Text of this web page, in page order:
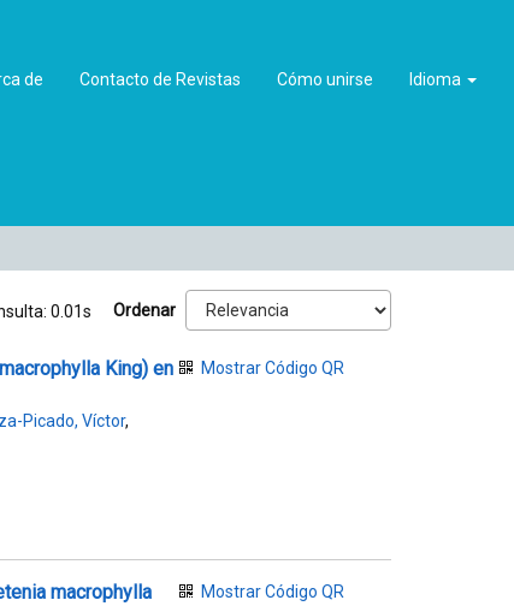
de Contacto de Revistas Cómo unirse Idioma
0.01s Ordenar
King) en
Picado, Víctor,
Mostrar Código QR
macrophylla
Mostrar Código QR